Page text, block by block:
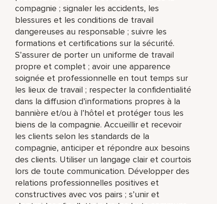
compagnie ; signaler les accidents, les
blessures et les conditions de travail
dangereuses au responsable ; suivre les
formations et certifications sur la sécurité.
S’assurer de porter un uniforme de travail
propre et complet ; avoir une apparence
soignée et professionnelle en tout temps sur
les lieux de travail ; respecter la confidentialité
dans la diffusion d’informations propres à la
bannière et/ou à l’hôtel et protéger tous les
biens de la compagnie. Accueillir et recevoir
les clients selon les standards de la
compagnie, anticiper et répondre aux besoins
des clients. Utiliser un langage clair et courtois
lors de toute communication. Développer des
relations professionnelles positives et
constructives avec vos pairs ; s’unir et